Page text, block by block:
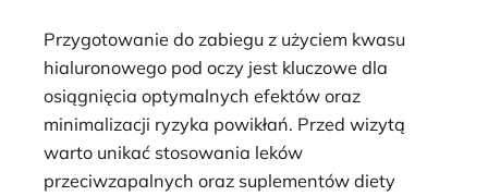
Przygotowanie do zabiegu z użyciem kwasu
hialuronowego pod oczy jest kluczowe dla
osiągnięcia optymalnych efektów oraz
minimalizacji ryzyka powikłań. Przed wizytą
warto unikać stosowania leków
przeciwzapalnych oraz suplementów diety